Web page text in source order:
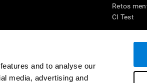
and to analyse our
media, advertising and
Retos
CI Test
pertinente para diseñar una intervención
para determinar si un individuo debe ser dirigido a
tipo. Un diagnóstico de TDAH, dislexia, demencia
indicado, CogniFit no indica que esta herramienta
relacionado con la cognición. Si se utiliza